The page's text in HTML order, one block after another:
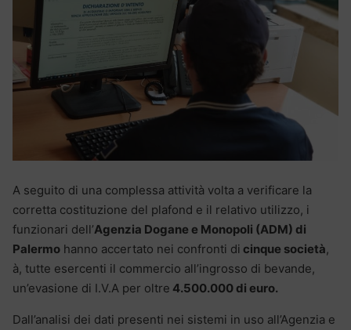
A seguito di una complessa attività volta a verificare la
corretta costituzione del plafond e il relativo utilizzo, i
funzionari dell’Agenzia Dogane e Monopoli (ADM) di
Palermo hanno accertato nei confronti di cinque società,
à, tutte esercenti il commercio all’ingrosso di bevande,
un’evasione di I.V.A per oltre 4.500.000 di euro.
Dall’analisi dei dati presenti nei sistemi in uso all’Agenzia e